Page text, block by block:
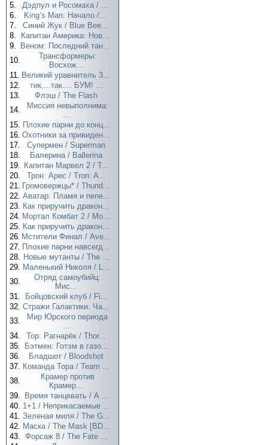
5.
Дэдпул и Росомаха / ...
6.
King’s Man: Начало /...
7.
Синий Жук / Blue Bee...
8.
Капитан Америка: Нов...
9.
Веном: Последний тан...
10.
Трансформеры:
Восхож...
11. Великий уравнитель 3...
12.
тик....так.... БУМ! ...
13.
Флэш / The Flash
14.
Миссия невыполнима:
...
15. Плохие парни до конц...
16. Охотники за привиден...
17.
Супермен / Superman
18.
Балерина / Ballerina
19. Капитан Марвел 2 / T...
20.
Трон: Арес / Tron: A...
21. Громовержцы* / Thund...
22. Аватар: Пламя и пепе...
23. Как приручить дракон...
24. Мортал Комбат 2 / Mo...
25. Как приручить дракон...
26. Мстители Финал / Ave...
27. Плохие парни навсегд...
28. Новые мутанты / The ...
29. Маленький Николя / L...
30.
Отряд самоубийц:
Мис...
31.
Бойцовский клуб / Fi...
32. Стражи Галактики. Ча...
33.
Мир Юрского периода
...
34.
Тор: Рагнарёк / Thor...
35.
Бэтмен: Готэм в газо...
36.
Бладшот / Bloodshot
37. Команда Тора / Team ...
38.
Крамер против
Крамер...
39.
Время танцевать / A ...
40. 1+1 / Неприкасаемые ...
41. Зеленая миля / The G...
42. Маска / The Mask [BD...
43. Форсаж 8 / The Fate ...